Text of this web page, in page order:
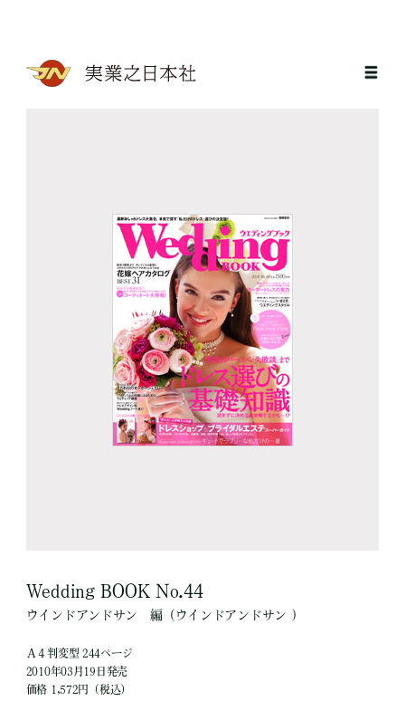
Wedding BOOK No.44
ウインドアンドサン 編（ウインドアンドサン ）
Ａ４判変型 244ページ
2010年03月19日発売
価格 1,572円（税込）